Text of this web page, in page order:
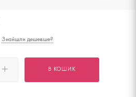
Знайшли дешевше?
В КОШИК